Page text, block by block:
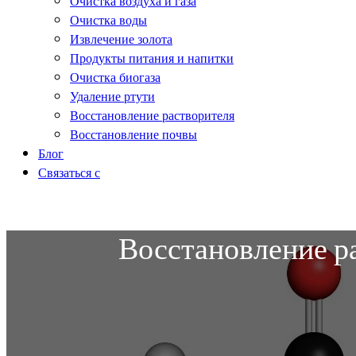
Очистка воды
Извлечение золота
Продукты питания и напитки
Очистка биогаза
Удаление ртути
Восстановление растворителя
Восстановление почвы
Блог
Связаться с
Восстановление